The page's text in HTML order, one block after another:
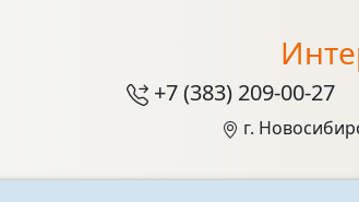
+7 (383) 209-00-27
г.